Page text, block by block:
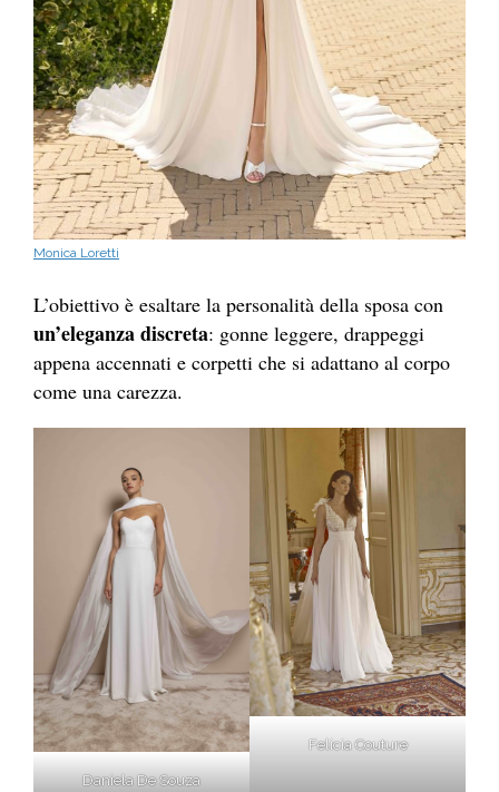
Monica Loretti
L’obiettivo è esaltare la personalità della sposa con
un’eleganza discreta: gonne leggere, drappeggi
appena accennati e corpetti che si adattano al corpo
come una carezza.
Daniela De Souza
Felicia Couture